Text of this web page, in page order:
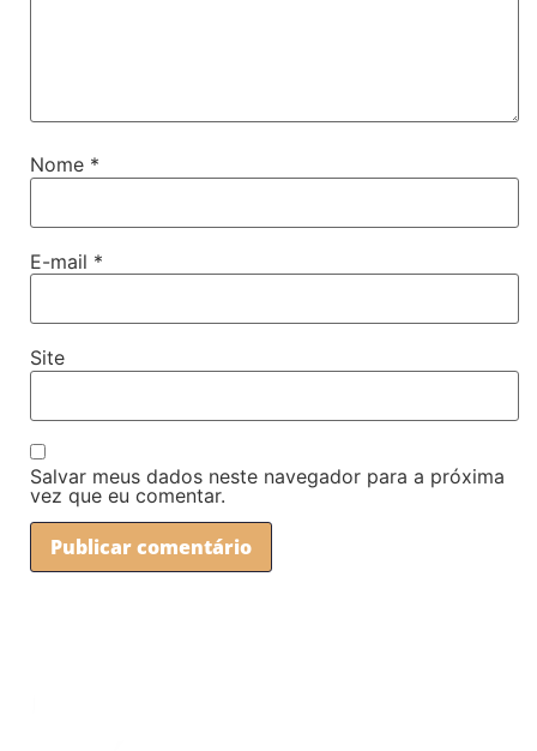
Nome *
E-mail *
Site
Salvar meus dados neste navegador para a próxima
vez que eu comentar.